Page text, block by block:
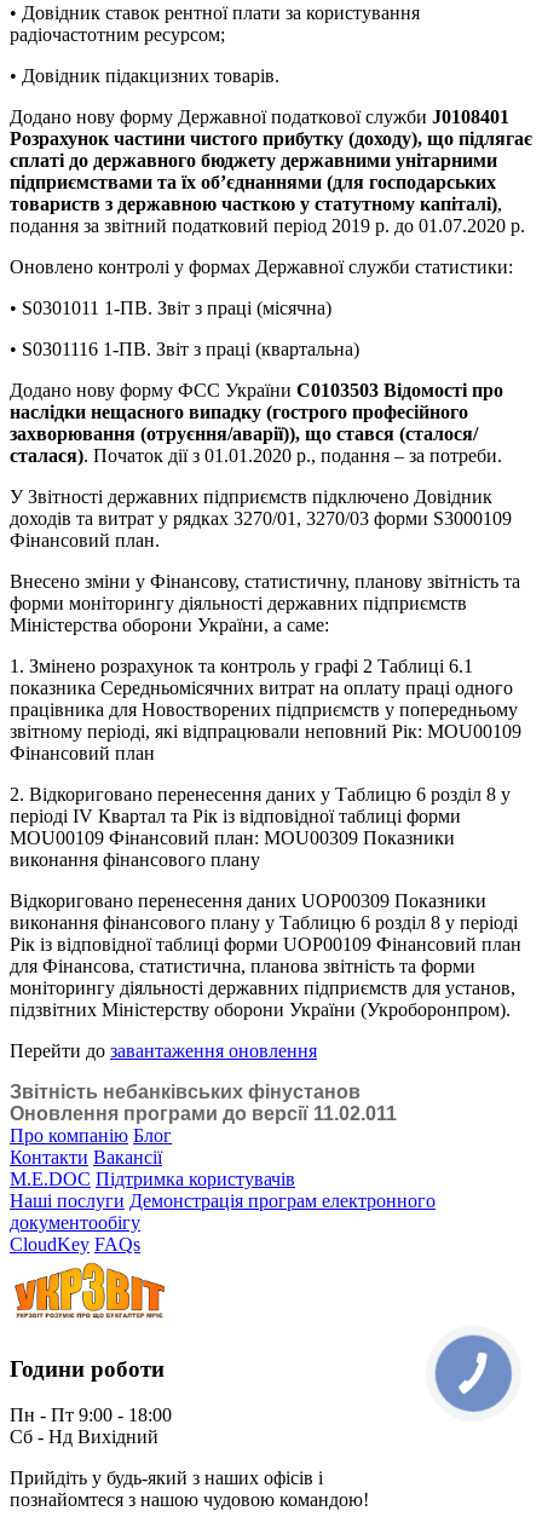
• Довідник ставок рентної плати за користування
радіочастотним ресурсом;
• Довідник підакцизних товарів.
Додано нову форму Державної податкової служби J0108401
Розрахунок частини чистого прибутку (доходу), що підлягає
сплаті до державного бюджету державними унітарними
підприємствами та їх об’єднаннями (для господарських
товариств з державною часткою у статутному капіталі),
подання за звітний податковий період 2019 р. до 01.07.2020 р.
Оновлено контролі у формах Державної служби статистики:
• S0301011 1-ПВ. Звіт з праці (місячна)
• S0301116 1-ПВ. Звіт з праці (квартальна)
Додано нову форму ФСС України C0103503 Відомості про
наслідки нещасного випадку (гострого професійного
захворювання (отруєння/аварії)), що стався (сталося/
сталася). Початок дії з 01.01.2020 р., подання – за потреби.
У Звітності державних підприємств підключено Довідник
доходів та витрат у рядках 3270/01, 3270/03 форми S3000109
Фінансовий план.
Внесено зміни у Фінансову, статистичну, планову звітність та
форми моніторингу діяльності державних підприємств
Міністерства оборони України, а саме:
1. Змінено розрахунок та контроль у графі 2 Таблиці 6.1
показника Середньомісячних витрат на оплату праці одного
працівника для Новостворених підприємств у попередньому
звітному періоді, які відпрацювали неповний Рік: MOU00109
Фінансовий план
2. Відкориговано перенесення даних у Таблицю 6 розділ 8 у
періоді IV Квартал та Рік із відповідної таблиці форми
MOU00109 Фінансовий план: MOU00309 Показники
виконання фінансового плану
Відкориговано перенесення даних UOP00309 Показники
виконання фінансового плану у Таблицю 6 розділ 8 у періоді
Рік із відповідної таблиці форми UOP00109 Фінансовий план
для Фінансова, статистична, планова звітність та форми
моніторингу діяльності державних підприємств для установ,
підзвітних Міністерству оборони України (Укроборонпром).
Перейти до завантаження оновлення
Звітність небанківських фінустанов
Оновлення програми до версії 11.02.011
Про компанію Блог
Контакти Вакансії
M.E.DOC Підтримка користувачів
Наші послуги Демонстрація програм електронного
документообігу
CloudKey FAQs
Години роботи
Пн - Пт 9:00 - 18:00
Сб - Нд Вихідний
Прийдіть у будь-який з наших офісів і
познайомтеся з нашою чудовою командою!